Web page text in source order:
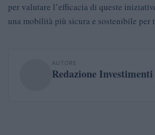
per valutare l’efficacia di queste
una mobilità più sicura e sostenibile per
AUTORE
Redazione